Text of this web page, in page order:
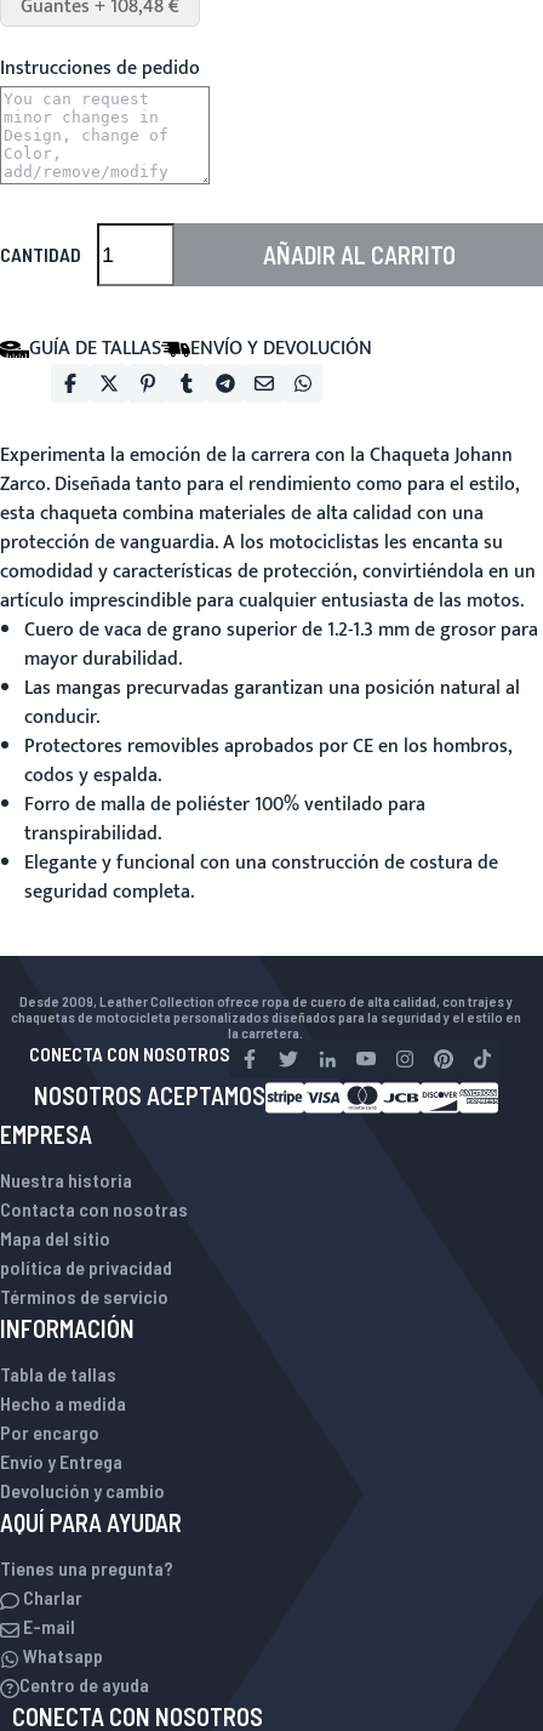
Guantes + 108,48 €
Instrucciones de pedido
CANTIDAD AÑADIR AL CARRITO
GUÍA DE TALLAS ENVÍO Y DEVOLUCIÓN
Experimenta la emoción de la carrera con laChaqueta Johann
Zarco. Diseñada tanto para el rendimiento como para el estilo,
esta chaqueta combina materiales de alta calidad con una
protección de vanguardia. A los motociclistas les encanta su
comodidad y características de protección, convirtiéndola en un
artículo imprescindible para cualquier entusiasta de las motos.
Cuero de vaca de grano superior de 1.2-1.3 mm de grosor para
mayor durabilidad.
Las mangas precurvadas garantizan una posición natural al
conducir.
Protectores removibles aprobados por CE en los hombros,
codos y espalda.
Forro de malla de poliéster 100% ventilado para
transpirabilidad.
Elegante y funcional con una construcción de costura de
seguridad completa.
Desde 2009, Leather Collection ofrece ropa de cuero de alta calidad, con trajes y
chaquetas de motocicleta personalizados diseñados para la seguridad y el estilo en
la carretera.
CONECTA CON NOSOTROS
NOSOTROS ACEPTAMOS
EMPRESA
Nuestra historia
Contacta con nosotras
Mapa del sitio
política de privacidad
Términos de servicio
INFORMACIÓN
Tabla de tallas
Hecho a medida
Por encargo
Envío y Entrega
Devolución y cambio
AQUÍ PARA AYUDAR
Tienes una pregunta?
Charlar
E-mail
Whatsapp
Centro de ayuda
CONECTA CON NOSOTROS